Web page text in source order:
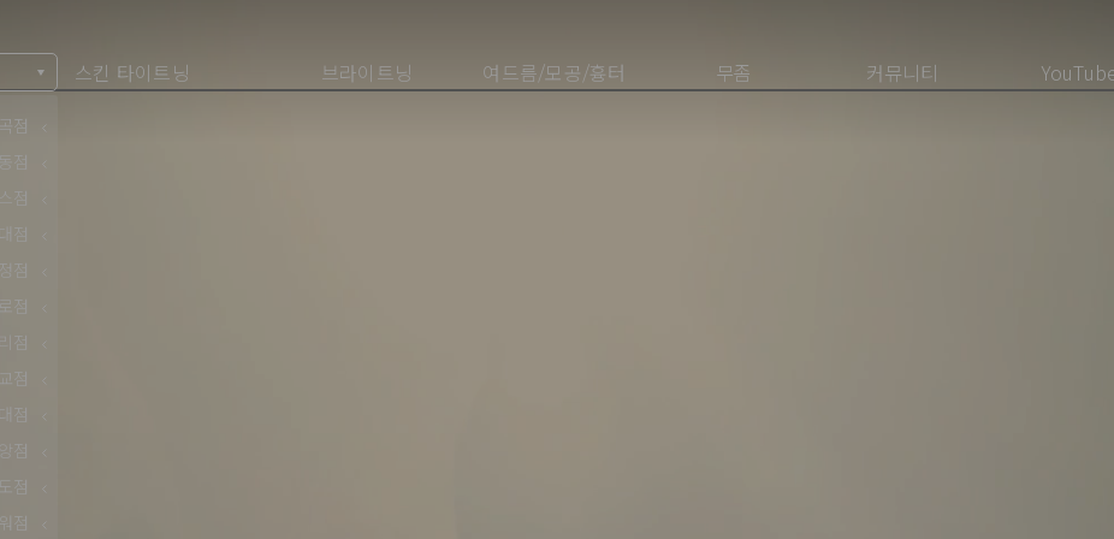
점
점
점
점
점
점
점
점
점
점
점
점
스킨 타이트닝 브라이트닝 여드름/모공/흉터 무좀 커뮤니티